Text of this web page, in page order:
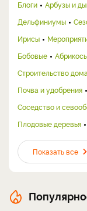
Блоги Арбузы и
Дельфиниумы
Ирисы
Бобовые
Строительство дома
Почва и удобрения
Соседство и
Плодовые деревья
Показать все